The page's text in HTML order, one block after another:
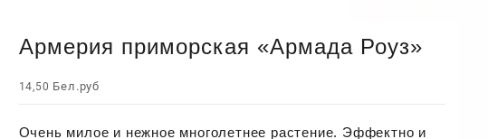
Армерия приморская «Армада Роуз»
14,50 Бел.руб
Очень милое и нежное многолетнее растение. Эффектно и